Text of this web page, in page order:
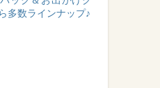
多数ラインナップ♪